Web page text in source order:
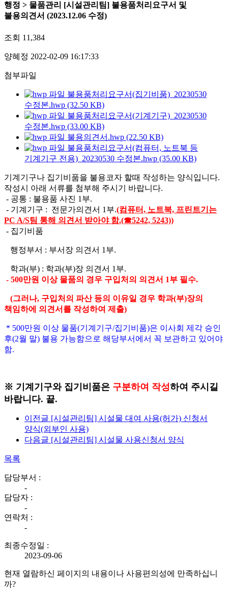
행정 > 물품관리 [시설관리팀] 불용품처리요구서 및
불용의견서 (2023.12.06 수정)
조회 11,384
양혜정 2022-02-09 16:17:33
첨부파일
불용품처리요구서(집기비품)_20230530
수정본.hwp (32.50 KB)
불용품처리요구서(기계기구)_20230530
수정본.hwp (33.00 KB)
불용의견서.hwp (22.50 KB)
불용품처리요구서(컴퓨터, 노트북 등
기계기구 전용)_20230530 수정본.hwp (35.00 KB)
기계기구나 집기비품을 불용코자 할때 작성하는 양식입니다.
작성시 아래 서류를 첨부해 주시기 바랍니다.
- 공통 : 불용품 사진 1부.
- 기계기구 : 전문가의견서 1부.(컴퓨터, 노트북, 프린트기는
PC A/S팀 통해 의견서 받아야 함.(☎5242, 5243))
- 집기비품
행정부서 : 부서장 의견서 1부.
학과(부) : 학과(부)장 의견서 1부.
- 500만원 이상 물품의 경우 구입처의 의견서 1부 필수.
(그러나, 구입처의 파산 등의 이유일 경우 학과(부)장의
책임하에 의견서를 작성하여 제출)
* 500만원 이상 물품(기계기구/집기비품)은 이사회 제각 승인
후(2월 말) 불용 가능함으로 해당부서에서 꼭 보관하고 있어야
함.
※ 기계기구와 집기비품은 구분하여 작성하여 주시길
바랍니다. 끝.
이전글 [시설관리팀] 시설물 대여 사용(허가) 신청서
양식(외부인 사용)
다음글 [시설관리팀] 시설물 사용신청서 양식
목록
담당부서 :
-
담당자 :
-
연락처 :
-
최종수정일 :
2023-09-06
현재 열람하신 페이지의 내용이나 사용편의성에 만족하십니
까?